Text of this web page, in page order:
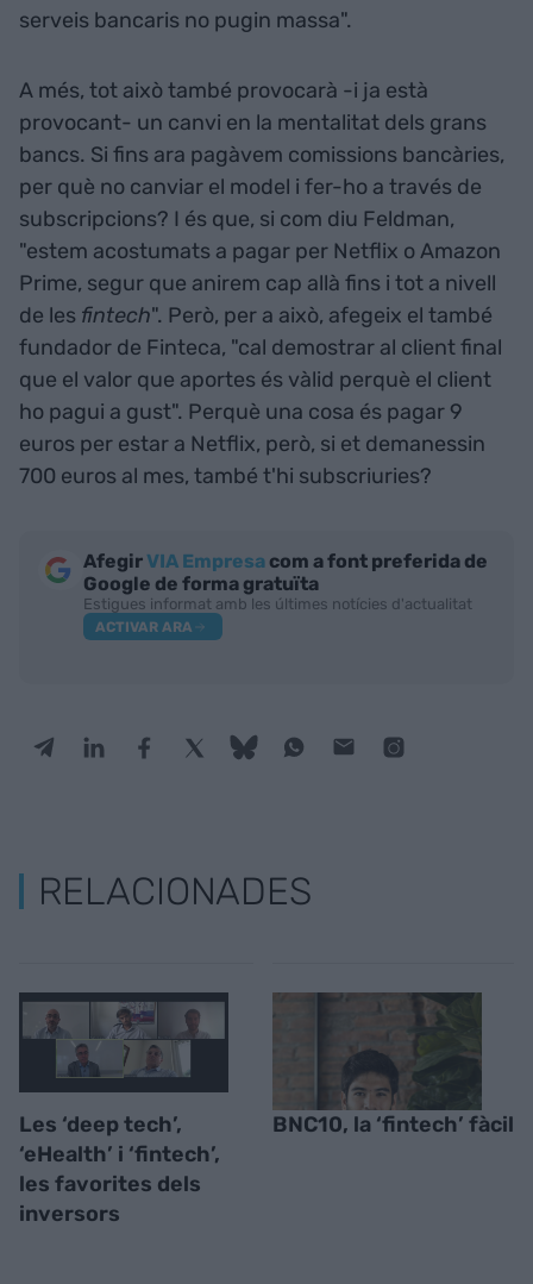
serveis bancaris no pugin massa".
A més, tot això també provocarà -i ja està
provocant- un canvi en la mentalitat dels grans
bancs. Si fins ara pagàvem comissions bancàries,
per què no canviar el model i fer-ho a través de
subscripcions? I és que, si com diu Feldman,
"estem acostumats a pagar per Netflix o Amazon
Prime, segur que anirem cap allà fins i tot a nivell
de les fintech". Però, per a això, afegeix el també
fundador de Finteca, "cal demostrar al client final
que el valor que aportes és vàlid perquè el client
ho pagui a gust". Perquè una cosa és pagar 9
euros per estar a Netflix, però, si et demanessin
700 euros al mes, també t'hi subscriuries?
AfegirVIA Empresa com a font preferida de
Google de forma gratuïta
Estigues informat amb les últimes notícies d'actualitat
ACTIVAR ARA
RELACIONADES
Les ‘deep tech’,
‘eHealth’ i ‘fintech’,
les favorites dels
inversors
BNC10, la ‘fintech’ fàcil